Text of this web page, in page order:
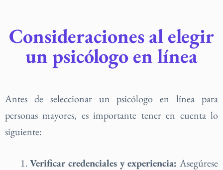
Consideraciones al elegir
un psicólogo en línea
Antes de seleccionar un psicólogo en línea para
personas mayores, es importante tener en cuenta lo
siguiente:
Verificar credenciales y experiencia: Asegúrese